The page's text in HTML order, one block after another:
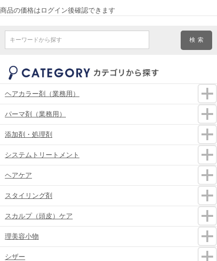
商品の価格はログイン後確認できます
キーワードから探す
ヘアカラー剤（業務用）
パーマ剤（業務用）
添加剤・処理剤
システムトリートメント
ヘアケア
スタイリング剤
スカルプ（頭皮）ケア
理美容小物
シザー